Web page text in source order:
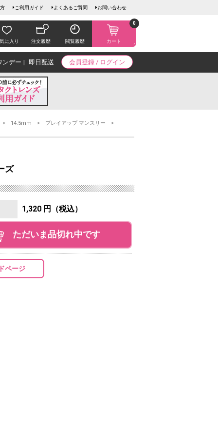
ご利用ガイド よくあるご質問 お問い合わせ
に入り 注文履歴 閲覧履歴 カート
0
会員登録 / ログイン
ンデー 即日配送
14.5mm プレイアップ マンスリー
ズ
1,320 円（税込）
ただいま品切れ中です
ページ